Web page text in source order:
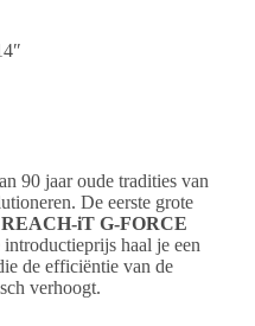
90 jaar oude tradities van
De eerste grote
REACH-iT G-FORCE
haal je een
de efficiëntie van de
verhoogt.